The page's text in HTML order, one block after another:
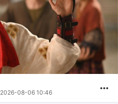
2026-08-06 10:46